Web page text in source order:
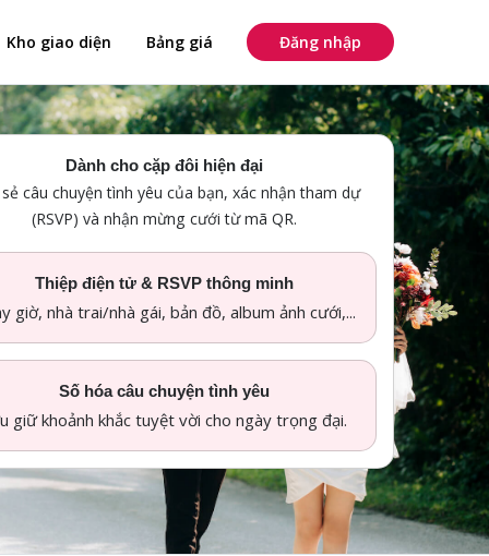
Kho giao diện Bảng giá Đăng nhập
Dành cho cặp đôi hiện đại
sẻ câu chuyện tình yêu của bạn, xác nhận tham dự
(RSVP) và nhận mừng cưới từ mã QR.
Thiệp điện tử & RSVP thông minh
giờ, nhà trai/nhà gái, bản đồ, album ảnh cưới,...
Số hóa câu chuyện tình yêu
giữ khoảnh khắc tuyệt vời cho ngày trọng đại.